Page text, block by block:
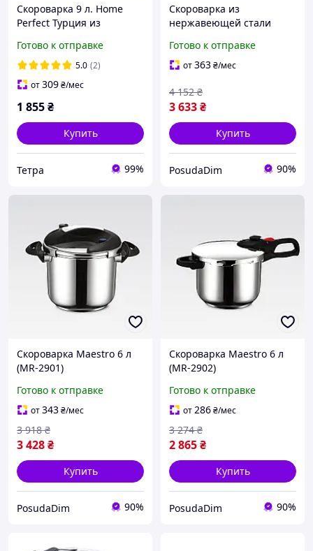
Скороварка 9 л. Home
Perfect Турция из
Готово к отправке
5.0 (2)
от309₴/мес
1 855₴
Купить
Тетра 99%
Скороварка из
нержавеющей стали
3509)
Готово к отправке
от363₴/мес
3 633₴
4 152 ₴
Купить
PosudaDim 90%
Скороварка Maestro 6 л
(MR-2901)
Готово к отправке
от343₴/мес
3 428₴
3 918 ₴
Купить
PosudaDim 90%
Скороварка Maestro 6 л
(MR-2902)
Готово к отправке
от286₴/мес
2 865₴
3 274 ₴
Купить
PosudaDim 90%